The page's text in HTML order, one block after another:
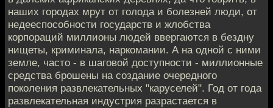
наших городах мрут от голода и болезней люди, от
недееспособности государств и жлобства
корпораций миллионы людей ввергаются в бездну
нищеты, криминала, наркомании. А на одной с ними
земле, часто - в шаговой доступности - миллионные
средства брошены на создание очередного
поколения развлекательных "каруселей". Год от года
развлекательная индустрия разрастается в